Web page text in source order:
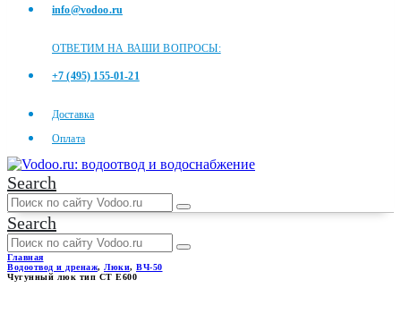
info@vodoo.ru
ОТВЕТИМ НА ВАШИ ВОПРОСЫ:
+7 (495) 155-01-21
Доставка
Оплата
Search
Search
Главная
Водоотвод и дренаж, Люки, ВЧ-50
Чугунный люк тип СТ Е600